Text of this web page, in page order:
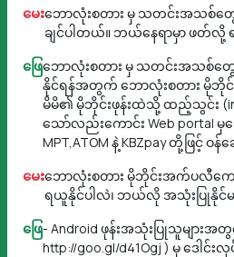
မေးဘောလုံးစတား မှ သတင်းအသစ်တွ
ချင်ပါတယ်။ ဘယ်နေရာမှာ ဖတ်လို့
ဖြေဘောလုံးစတား မှ သတင်းအသစ်တွ
နိုင်ရန်အတွက် ဘောလုံးစတား မိုဘို
မိမိ၏ မိုဘိုင်းဖုန်းထဲသို့ ထည့်သွင်း
သော်လည်းကောင်း Web portal
MPT,ATOM နဲ့ KBZpay တို့ဖြင့်
မေးဘောလုံးစတား မိုဘိုင်းအက်ပလီက
ရယူနိုင်ပါလဲ၊ ဘယ်လို အသုံးပြုနိုင်
ဖြေ- Android ဖုန်းအသုံးပြုသူများအတွ
http://goo.gl/d41Ogj ) မှ ဒေါင်